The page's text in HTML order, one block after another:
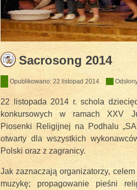
Dziecięcy Teatr Muzyczny HEJO w
Sacrosong 2014
Opublikowano: 22 listopad 2014
22 listopada 2014 r. schola
konkursowych w ramach XXV
Piosenki Religijnej na Podhalu
otwarty dla wszystkich
Polski oraz z zagranicy.
Jak zaznaczają organizatorzy,
muzykę; propagowanie pieśni